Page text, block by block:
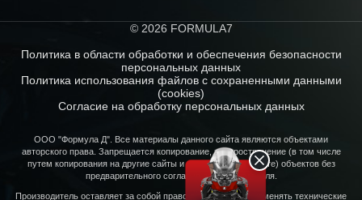
© 2026 FORMULA7
Политика в области обработки и обеспечения безопасности
персональных данных
Политика использования файлов с сохраненными данными
(cookies)
Согласие на обработку персональных данных
ООО "Формула Д". Все материалы данного сайта являются объектами
авторского права. Запрещается копирование, распространение (в том числе
путем копирования на другие сайты и ресурсы в Интернете) объектов без
предварительного согласия правообладателя.
Производитель оставляет за собой право в любое время изменять технические